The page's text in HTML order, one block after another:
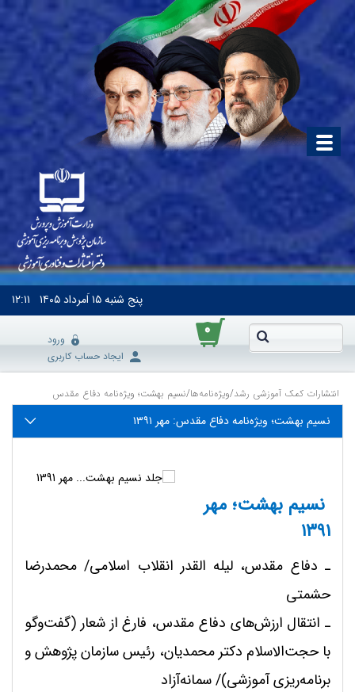
پنج شنبه۱۵ اَمرداد ۱۴۰۵ ۱۲:۱۱
۰
ورود
ایجاد حساب کاربری
انتشارات کمک آموزشی رشد/ویژه‌‌نامه‌ها/نسیم بهشت؛ ویژه‌نامه دفاع مقدس
نسیم بهشت؛ ویژه‌نامه دفاع مقدس: مهر ۱۳۹۱
نسیم بهشت؛ مهر
۱۳۹۱
ـ دفاع مقدس، لیله القدر انقلاب اسلامی/ محمدرضا
حشمتی
ـ انتقال ارزش‌های دفاع مقدس، فارغ از شعار (گفت‌وگو
با حجت‌الاسلام دکتر محمدیان، رئیس سازمان پژوهش و
برنامه‌ریزی آموزشی)/ سمانه‌آزاد